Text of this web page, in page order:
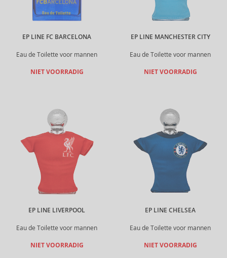
EP LINE FC BARCELONA
Eau de Toilette voor mannen
NIET VOORRADIG
EP LINE MANCHESTER CITY
Eau de Toilette voor mannen
NIET VOORRADIG
EP LINE LIVERPOOL
Eau de Toilette voor mannen
NIET VOORRADIG
EP LINE CHELSEA
Eau de Toilette voor mannen
NIET VOORRADIG